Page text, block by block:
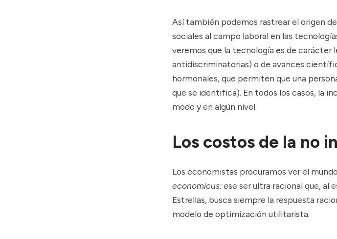
Así también podemos rastrear el origen
sociales al campo laboral en las
veremos que la tecnología es de carácter
antidiscriminatorias) o de avances
hormonales, que permiten que una
que se identifica). En todos los casos, la
modo y en algún nivel.
Los costos de la no
Los economistas procuramos ver el
economicus: ese ser ultra racional que, al
Estrellas, busca siempre la respuesta
modelo de optimización utilitarista.